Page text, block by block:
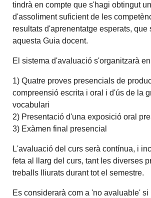
tindrà en compte que s'hagi obtingut
d'assoliment suficient de les
resultats d'aprenentatge esperats, que
aquesta Guia docent.
El sistema d'avaluació s'organitzarà
1) Quatre proves presencials de
compreensió escrita i oral i d'ús de la
vocabulari
2) Presentació d'una exposició oral
3) Exàmen final presencial
L'avaluació del curs serà contínua, i
feta al llarg del curs, tant les diverses
treballs lliurats durant tot el semestre.
Es considerarà com a 'no avaluable' si